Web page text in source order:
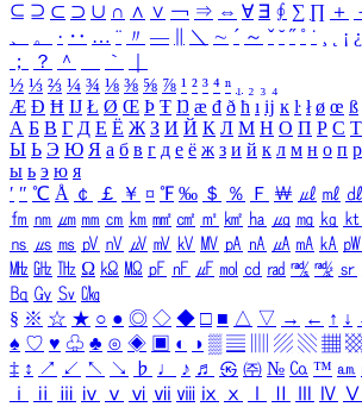
⊆ ⊇ ⊂ ⊃ ∪ ∩ ∧ ∨ ￢ ⇒ ⇔ ∀ ∃ ∮ ∑ ∏ ＋
、
。 · ‥ … ¨ 〃 ― ＼ ∼ ´ ～ ˇ ˘ ˝ ˚ ˙ ¸ ¡ ¿
；
？ ＾ ｀
½ ⅓ ⅔ ¼ ¾ ⅛ ⅜ ⅝ ⅞ ¹ ² ³ ⁴ ⁿ ₁ ₂ ₃ ₄
Æ Ð Ħ Ĳ Ł Ø Œ Þ Ŧ Ŋ æ đ ð ħ ı ĳ ĸ ŀ ł ø œ ß
А Б В Г Д Е Ё Ж З И Й К Л М Н О П Р С Т
Ы Ь Э Ю Я а б в г д е ё ж з и й к л м н о п р
ы ь э ю я
′ ″ ℃ Å ￠ ￡ ￥ ¤ ℉ ‰ ＄ ％ Ｆ ￦ ㎕ ㎖ ㎗
㎙ ㎚ ㎛ ㎜ ㎝ ㎞ ㎟ ㎠ ㎡ ㎢ ㏊ ㎍ ㎎ ㎏ ㏏
㎱ ㎲ ㎳ ㎴ ㎵ ㎶ ㎷ ㎸ ㎹ ㎀ ㎁ ㎂ ㎃ ㎄ ㎺
㎒ ㎓ ㎔ Ω ㏀ ㏁ ㎊ ㎋ ㎌ ㏖ ㏅ ㎭ ㎮ ㎯ ㏛
㏃ ㏉ ㏜ ㏆
§ ※ ☆ ★ ○ ● ◎ ◇ ◆ □ ■ △ ▽ → ← ↑ ↓
♠ ♡ ♥ ♧ ♣ ⊙ ◈ ▣ ◐ ◑ ▒ ▤ ▨ ▧ ▦
‡ ↕ ↗ ↙ ↖ ↘ ♭ ♩ ♪ ♬ ㉿ ㈜ № ㏇ ™ ㏂
ⅰ
ⅱ ⅲ ⅳ ⅴ ⅵ ⅶ ⅷ ⅸ ⅹ Ⅳ Ⅴ